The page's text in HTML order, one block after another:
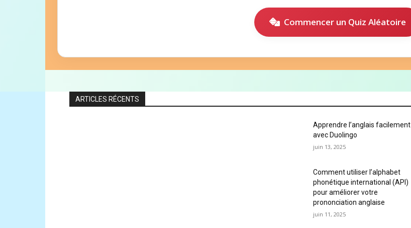
Commencer un Quiz Aléatoire
ARTICLES RÉCENTS
Apprendre l’anglais facilement
avec Duolingo
juin 13, 2025
Comment utiliser l’alphabet
phonétique international (API)
pour améliorer votre
prononciation anglaise
juin 11, 2025